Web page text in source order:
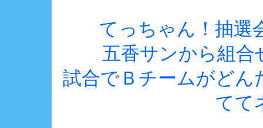
てっちゃん！抽
五香サンから組
試合でＢチームがど
てて